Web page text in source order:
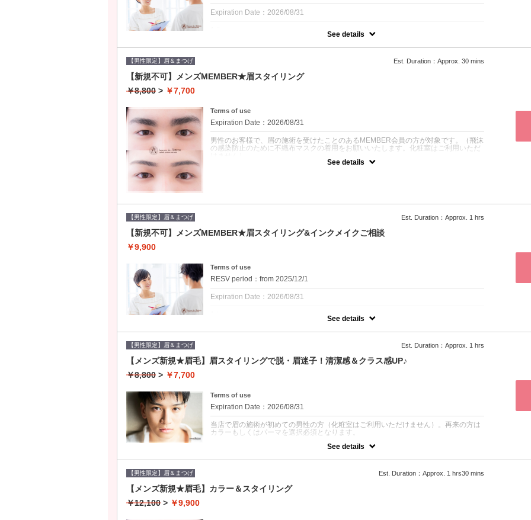
Expiration Date：2026/08/31
当店で眉毛の施術をされたことのある男性の方でインクメイクにご興味のある方。再
クーポンについて
願いいたします（ケロイド体質やAGA治療中は施術適応外等の諸々の確認が必要で
See details
【男性限定】眉＆まつげ Est. Duration：Approx. 30 mins
【新規不可】メンズMEMBER★眉スタイリング
￥8,800 > ￥7,700
Terms of use
Expiration Date：2026/08/31
男性のお客様で、眉の施術を受けたことのあるMEMBER会員の方が対象です。（飛沫
の感染防止のために不織布マスクの着用をお願いいたします。化粧室はご利用いただ
がかかりますので、ご注意ください。
毛カラーなどを別のクーポン、もしくはオプションで追加してください。
See details
【男性限定】眉＆まつげ Est. Duration：Approx. 1 hrs
【新規不可】メンズMEMBER★眉スタイリング&インクメイクご相談
￥9,900
Terms of use
RESV period：from 2025/12/1
Expiration Date：2026/08/31
当店でMEMBER登録をされている男性の方で、インクメイクにご興味のある方。再来
クーポンについて
願いいたします（ケロイド体質やAGA治療中は施術適応外等の諸々の確認が必要で
す）。
See details
【男性限定】眉＆まつげ Est. Duration：Approx. 1 hrs
【メンズ新規★眉毛】眉スタイリングで脱・眉迷子！清潔感＆クラス感UP♪
￥8,800 > ￥7,700
Terms of use
Expiration Date：2026/08/31
当店で眉の施術が初めての男性の方（化粧室はご利用いただけません）。再来の方は
カラーもしくはパーマを選択必須となります。
女性のように自在にメイクができない男性こそ、眉は顔の象徴となります。濃い方は
もちろん、下がり眉や三角眉、薄眉、左右非対称眉など、何でもご相談ください。消
えにくいティント眉は1100円プラスで変更可能。生え癖の強い方は眉毛矯正ストレー
トパーマ、眉毛を髪や瞳の色に合わせてお洒落な雰囲気に仕上げたい方は眉毛カラー
などを別のクーポンでお選びください。再来の方は、眉カラーもしくは眉毛矯正スト
See details
【男性限定】眉＆まつげ Est. Duration：Approx. 1 hrs30 mins
【メンズ新規★眉毛】カラー＆スタイリング
￥12,100 > ￥9,900